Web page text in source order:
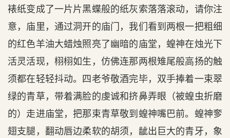
裱纸变成了一片片黑蝶般的纸灰索落落滚动，请你注
意，庙里，通过洞开的庙门，我们看到两根一把粗细
的红色羊油大蜡烛照亮了幽暗的庙堂，蝗神在烛光下
活灵活现，栩栩如生，仿佛连那两根雉尾般高扬的触
须都在轻轻抖动。四老爷敬酒完毕，双手捧着一束翠
绿的青草，带着满脸的虔诚和挤鼻弄眼（被蝗虫折磨
的）走进庙堂，把那束青草敬到蝗神嘴巴前。蝗神奓
翅支腿，翻动唇边柔软的胡须，龇出巨大的青牙，象